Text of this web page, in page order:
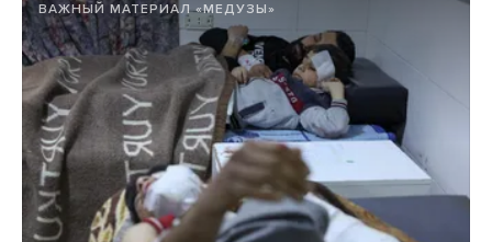
ВАЖНЫЙ МАТЕРИАЛ «МЕДУЗЫ»